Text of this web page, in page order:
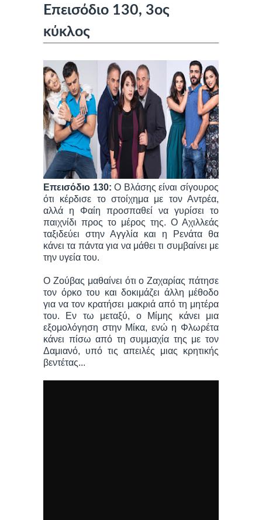
Επεισόδιο 130, 3ος
κύκλος
Επεισόδιο 130:Ο Βλάσης είναι σίγουρος
ότι κέρδισε το στοίχημα με τον Αντρέα,
αλλά η Φαίη προσπαθεί να γυρίσει το
παιχνίδι προς το μέρος της. Ο Αχιλλεάς
ταξιδεύει στην Αγγλία και η Ρενάτα θα
κάνει τα πάντα για να μάθει τι συμβαίνει με
την υγεία του.
Ο Ζούβας μαθαίνει ότι ο Ζαχαρίας πάτησε
τον όρκο του και δοκιμάζει άλλη μέθοδο
για να τον κρατήσει μακριά από τη μητέρα
του. Εν τω μεταξύ, ο Μίμης κάνει μια
εξομολόγηση στην Μίκα, ενώ η Φλωρέτα
κάνει πίσω από τη συμμαχία της με τον
Δαμιανό, υπό τις απειλές μιας κρητικής
βεντέτας...